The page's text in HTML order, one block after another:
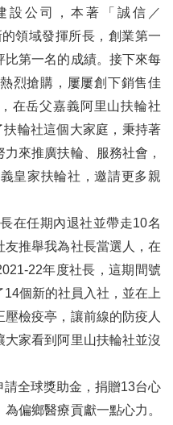
醫療設備
十天翻轉教育
顧問之旅
設公司，本著「誠信／
領域發揮所長，創業第一
第一名的成績。接下來每
烈搶購，屢屢創下銷售佳
在岳父嘉義阿里山扶輪社
輪社這個大家庭，秉持著
力來推廣扶輪、服務社會，
皇家扶輪社，邀請更多親
在任期內退社並帶走10名
推舉我為社長當選人，在
22年度社長，這期間號
個新的社員入社，並在上
檢疫亭，讓前線的防疫人
大家看到阿里山扶輪社並沒
全球獎助金，捐贈13台心
偏鄉醫療貢獻一點心力。